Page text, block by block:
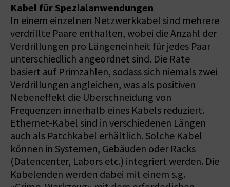
Kabel für Spezialanwendungen
In einem einzelnen Netzwerkkabel sind mehrere
verdrillte Paare enthalten, wobei die Anzahl der
Verdrillungen pro Längeneinheit für jedes Paar
unterschiedlich angeordnet sind. Die Rate
basiert auf Primzahlen, sodass sich niemals zwei
Verdrillungen angleichen, was als positiven
Nebeneffekt die Überschneidung von
Frequenzen innerhalb eines Kabels reduziert.
Ethernet-Kabel sind in verschiedenen Längen
auch als Patchkabel erhältlich. Solche Kabel
können in Systemen, Gebäuden oder Racks
(Datencenter, Labors etc.) integriert werden. Die
Kabelenden werden dabei mit einem s.g.